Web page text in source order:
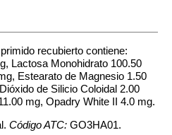
recubierto contiene:
Lactosa Monohidrato 100.50
Estearato de Magnesio 1.50
de Silicio Coloidal 2.00
mg, Opadry White II 4.0 mg.
Código ATC: GO3HA01.